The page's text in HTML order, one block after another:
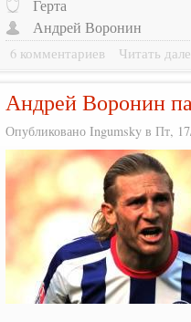
Герта
Андрей Воронин
6 комментариев Читать
Андрей Воронин
Опубликовано Ingumsky в Пт,